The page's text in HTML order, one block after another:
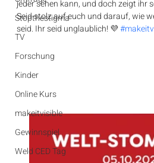
Stopthestigma
TV
Forschung
Kinder
Online Kurs
makeitvisible
Gewinnspiel
Weld CED Tag
jeder sehen kann, und doch zeigt ihr
Seid stolz auf euch und darauf, wie
seid. Ihr seid unglaublich! 💜